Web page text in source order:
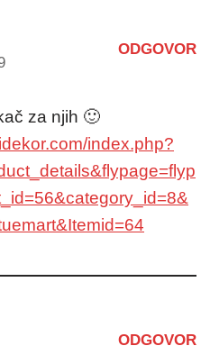
ODGOVOR
za njih 🙂
index.php?
ODGOVOR